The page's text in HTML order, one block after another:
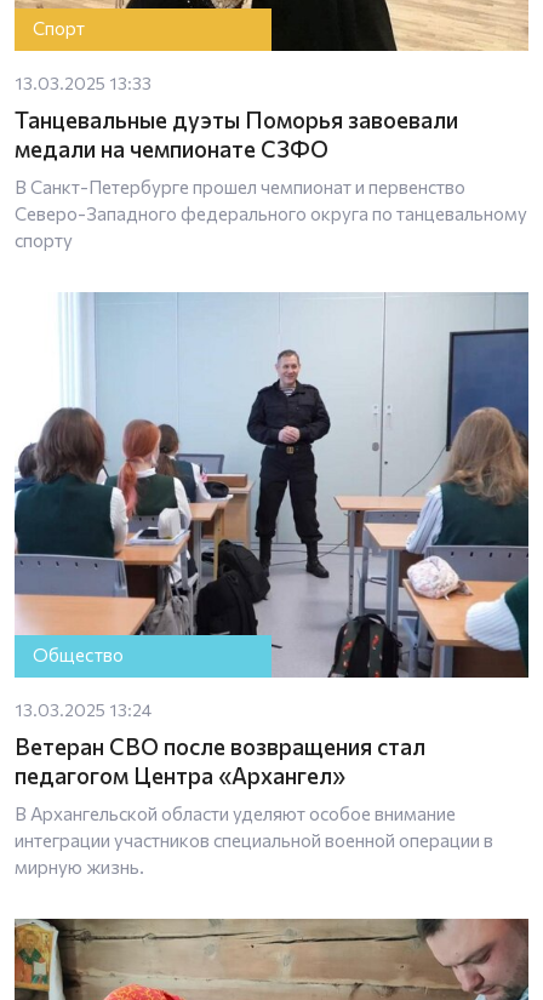
Спорт
13.03.2025 13:33
Танцевальные дуэты Поморья завоевали
медали на чемпионате СЗФО
В Санкт-Петербурге прошел чемпионат и первенство
Северо-Западного федерального округа по танцевальному
спорту
Общество
13.03.2025 13:24
Ветеран СВО после возвращения стал
педагогом Центра «Архангел»
В Архангельской области уделяют особое внимание
интеграции участников специальной военной операции в
мирную жизнь.